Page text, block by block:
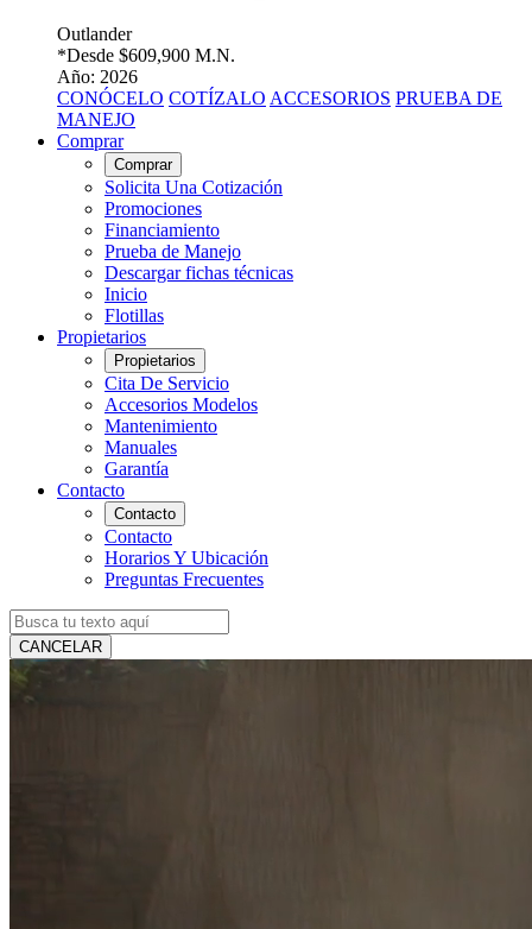
Outlander
*Desde $609,900 M.N.
Año: 2026
CONÓCELO COTÍZALO ACCESORIOS PRUEBA DE
MANEJO
Comprar
Comprar
Solicita Una Cotización
Promociones
Financiamiento
Prueba de Manejo
Descargar fichas técnicas
Inicio
Flotillas
Propietarios
Propietarios
Cita De Servicio
Accesorios Modelos
Mantenimiento
Manuales
Garantía
Contacto
Contacto
Contacto
Horarios Y Ubicación
Preguntas Frecuentes
CANCELAR